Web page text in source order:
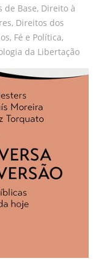
de Base, Direito à
, Direitos dos
, Fé e Política,
da Libertação